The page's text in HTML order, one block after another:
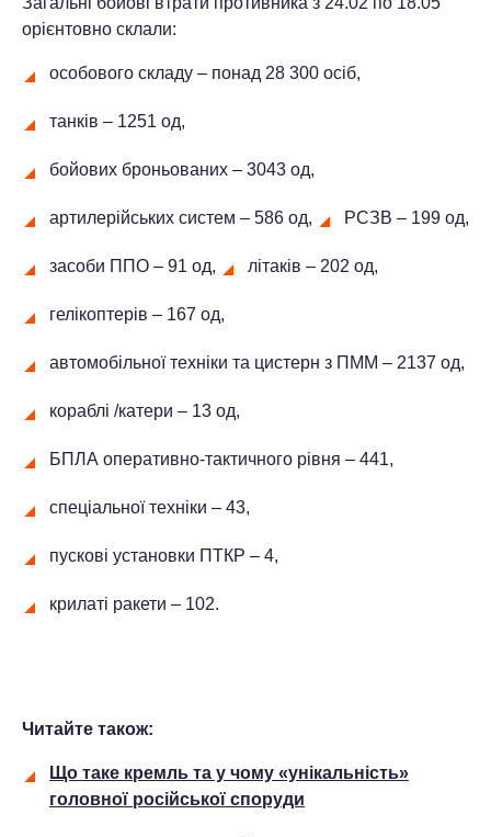
орієнтовно склали:
особового складу ‒ понад 28 300 осіб,
танків ‒ 1251 од,
бойових броньованих ‒ 3043 од,
артилерійських систем – 586 од, РСЗВ ‒ 199 од,
засоби ППО ‒ 91 од, літаків – 202 од,
гелікоптерів – 167 од,
автомобільної техніки та цистерн з ПММ ‒ 2137 од,
кораблі /катери ‒ 13 од,
БПЛА оперативно-тактичного рівня ‒ 441,
спеціальної техніки – 43,
пускові установки ПТКР – 4,
крилаті ракети – 102.
Читайте також:
Що таке кремль та у чому «унікальність»
головної російської споруди